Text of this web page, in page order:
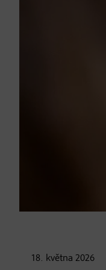
18. května 2026